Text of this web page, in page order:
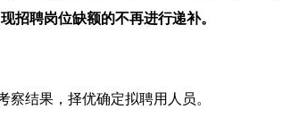
招聘岗位缺额的不再进行递补。
察结果，择优确定拟聘用人员。